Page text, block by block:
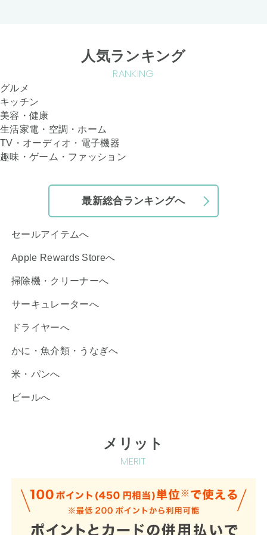
人気ランキング
RANKING
グルメ
キッチン
美容・健康
生活家電・空調・ホーム
TV・オーディオ・電子機器
趣味・ゲーム・ファッション
最新総合ランキングへ
セールアイテムへ
Apple Rewards Storeへ
掃除機・クリーナーへ
サーキュレーターへ
ドライヤーへ
かに・魚介類・うなぎへ
米・パンへ
ビールへ
メリット
MERIT